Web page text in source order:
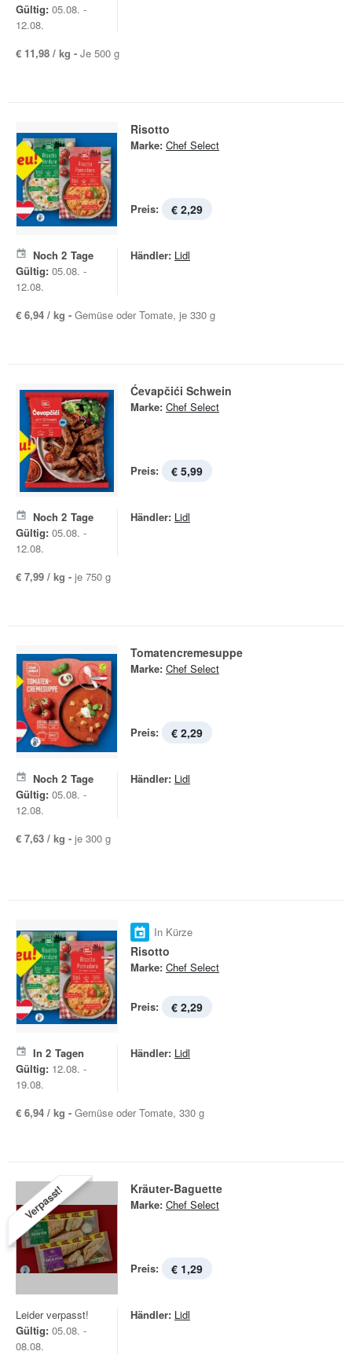
Gültig: 05.08. -
12.08.
€ 11,98 / kg - Je 500 g
Risotto
Marke: Chef Select
Preis: € 2,29
Noch 2 Tage
Gültig: 05.08. -
12.08.
Händler: Lidl
€ 6,94 / kg - Gemüse oder Tomate, je 330 g
Ćevapčići Schwein
Marke: Chef Select
Preis: € 5,99
Noch 2 Tage
Gültig: 05.08. -
12.08.
Händler: Lidl
€ 7,99 / kg - je 750 g
Tomatencremesuppe
Marke: Chef Select
Preis: € 2,29
Noch 2 Tage
Gültig: 05.08. -
12.08.
Händler: Lidl
€ 7,63 / kg - je 300 g
In Kürze
Risotto
Marke: Chef Select
Preis: € 2,29
In 2 Tagen
Gültig: 12.08. -
19.08.
Händler: Lidl
€ 6,94 / kg - Gemüse oder Tomate, 330 g
Verpasst! Kräuter-Baguette
Marke: Chef Select
Preis: € 1,29
Leider verpasst!
Gültig: 05.08. -
08.08.
Händler: Lidl